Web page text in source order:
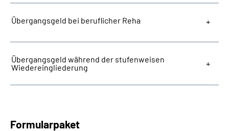
Übergangsgeld bei beruflicher Reha
Übergangsgeld während der stufenweisen
Wiedereingliederung
Formularpaket